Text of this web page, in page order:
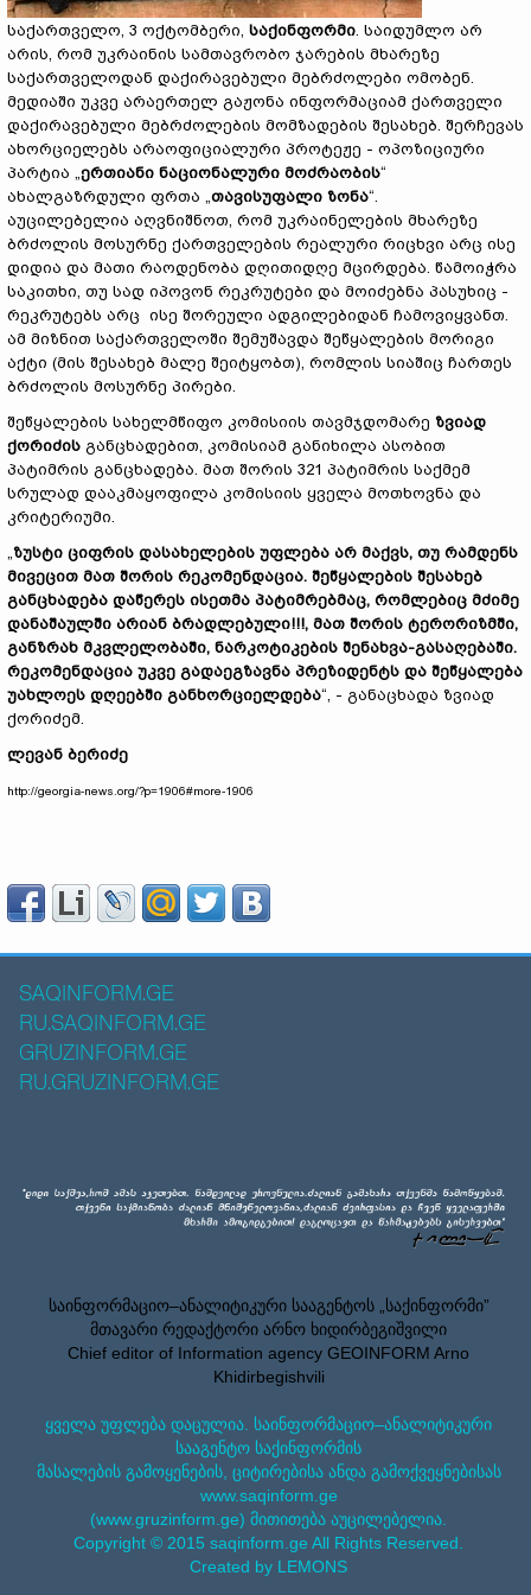
საქართველო, 3 ოქტომბერი, საქინფორმი. საიდუმლო არ
არის, რომ უკრაინის სამთავრობო ჯარების მხარეზე
საქართველოდან დაქირავებული მებრძოლები ომობენ.
მედიაში უკვე არაერთელ გაჟონა ინფორმაციამ ქართველი
დაქირავებული მებრძოლების მომზადების შესახებ. შერჩევას
ახორციელებს არაოფიციალური პროტეჟე - ოპოზიციური
პარტია „ერთიანი ნაციონალური მოძრაობის“
ახალგაზრდული ფრთა „თავისუფალი ზონა“.
აუცილებელია აღვნიშნოთ, რომ უკრაინელების მხარეზე
ბრძოლის მოსურნე ქართველების რეალური რიცხვი არც ისე
დიდია და მათი რაოდენობა დღითიდღე მცირდება. წამოიჭრა
საკითხი, თუ სად იპოვონ რეკრუტები და მოიძებნა პასუხიც -
რეკრუტებს არც ისე შორეული ადგილებიდან ჩამოვიყვანთ.
ამ მიზნით საქართველოში შემუშავდა შეწყალების მორიგი
აქტი (მის შესახებ მალე შეიტყობთ), რომლის სიაშიც ჩართეს
ბრძოლის მოსურნე პირები.
შეწყალების სახელმწიფო კომისიის თავმჯდომარე ზვიად
ქორიძის განცხადებით, კომისიამ განიხილა ასობით
პატიმრის განცხადება. მათ შორის 321 პატიმრის საქმემ
სრულად დააკმაყოფილა კომისიის ყველა მოთხოვნა და
კრიტერიუმი.
„ზუსტი ციფრის დასახელების უფლება არ მაქვს, თუ რამდენს
მივეცით მათ შორის რეკომენდაცია. შეწყალების შესახებ
განცხადება დაწერეს ისეთმა პატიმრებმაც, რომლებიც მძიმე
დანაშაულში არიან ბრადლებული!!!, მათ შორის ტერორიზმში,
განზრახ მკვლელობაში, ნარკოტიკების შენახვა-გასაღებაში.
რეკომენდაცია უკვე გადაეგზავნა პრეზიდენტს და შეწყალება
უახლოეს დღეებში განხორციელდება“, - განაცხადა ზვიად
ქორიძემ.
ლევან ბერიძე
http://georgia-news.org/?p=1906#more-1906
SAQINFORM.GE
RU.SAQINFORM.GE
GRUZINFORM.GE
RU.GRUZINFORM.GE
საინფორმაციო–ანალიტიკური სააგენტოს „საქინფორმი”
მთავარი რედაქტორი არნო ხიდირბეგიშვილი
Chief editor of Information agency GEOINFORM Arno
Khidirbegishvili
ყველა უფლება დაცულია. საინფორმაციო–ანალიტიკური
სააგენტო საქინფორმის
მასალების გამოყენების, ციტირებისა ანდა გამოქვეყნებისას
www.saqinform.ge
(www.gruzinform.ge) მითითება აუცილებელია.
Copyright © 2015 saqinform.ge All Rights Reserved.
Created by LEMONS